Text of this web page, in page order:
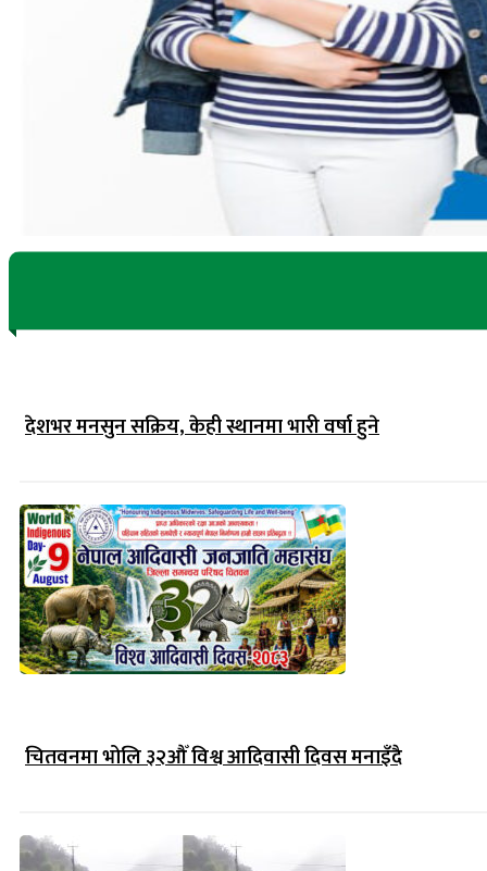
देशभर मनसुन सक्रिय, केही स्थानमा भारी वर्षा हुने
चितवनमा भोलि ३२औँ विश्व आदिवासी दिवस मनाइँदै